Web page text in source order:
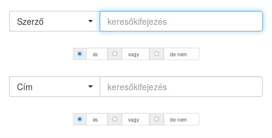
Szerző
és vagy de nem
Cím
és vagy de nem